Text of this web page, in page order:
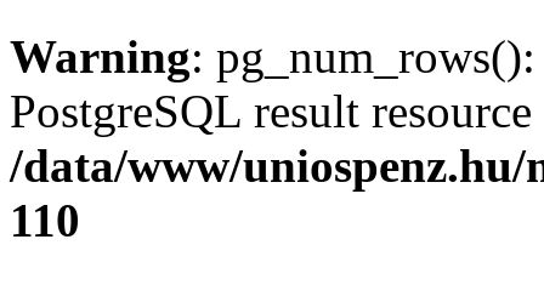
Warning:
PostgreSQL result
/data/www/uniospenz.hu/
110